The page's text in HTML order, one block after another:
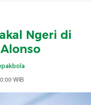
Ngeri di
WIB